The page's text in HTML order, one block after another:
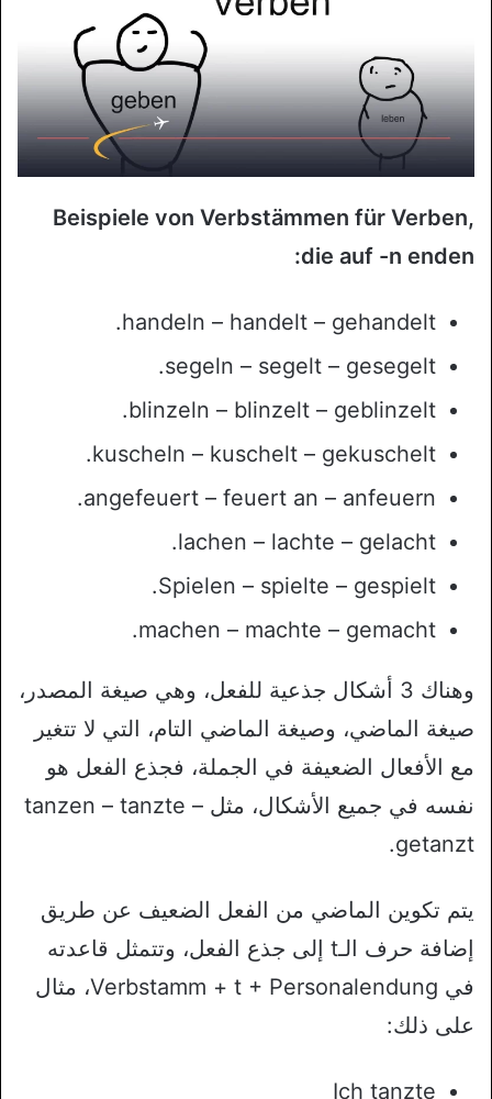
Beispiele von Verbstämmen für Verben,
die auf -n enden:
handeln – handelt – gehandelt.
segeln – segelt – gesegelt.
blinzeln – blinzelt – geblinzelt.
kuscheln – kuschelt – gekuschelt.
angefeuert – feuert an – anfeuern.
lachen – lachte – gelacht.
Spielen – spielte – gespielt.
machen – machte – gemacht.
وهناك 3 أشكال جذعية للفعل، وهي صيغة المصدر،
صيغة الماضي، وصيغة الماضي التام، التي لا تتغير
مع الأفعال الضعيفة في الجملة، فجذع الفعل هو
نفسه في جميع الأشكال، مثل tanzen – tanzte –
getanzt.
يتم تكوين الماضي من الفعل الضعيف عن طريق
إضافة حرف الـt إلى جذع الفعل، وتتمثل قاعدته
في Verbstamm + t + Personalendung، مثال
على ذلك:
Ich tanzte